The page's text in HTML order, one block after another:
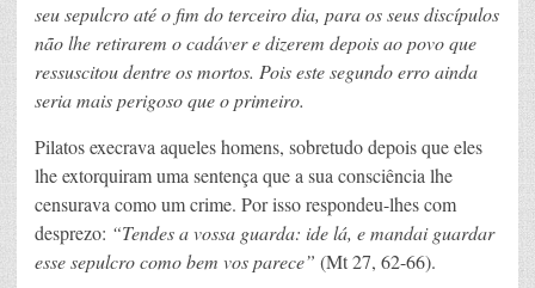
seu sepulcro até o fim do terceiro dia, para os seus discípulos
não lhe retirarem o cadáver e dizerem depois ao povo que
ressuscitou dentre os mortos. Pois este segundo erro ainda
seria mais perigoso que o primeiro.
Pilatos execrava aqueles homens, sobretudo depois que eles
lhe extorquiram uma sentença que a sua consciência lhe
censurava como um crime. Por isso respondeu-lhes com
desprezo: “Tendes a vossa guarda: ide lá, e mandai guardar
esse sepulcro como bem vos parece” (Mt 27, 62-66).